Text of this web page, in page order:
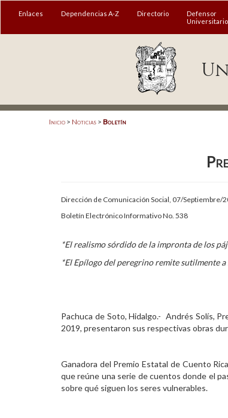
MENÚ
Acreditación Internacional
Enlaces Dependencias A-Z Directorio
Defensor
Universitario
Inicio > Noticias > Boletín
Dirección de Comunicación Social, 07/Septiembre/
Boletín Electrónico Informativo No. 538
*El realismo sórdido de la impronta de los
*El Epílogo del peregrino remite sutilmente
Pachuca de Soto, Hidalgo.- Andrés Solís,
2019, presentaron sus respectivas obras
Ganadora del Premio Estatal de Cuento
que reúne una serie de cuentos donde el
sobre qué siguen los seres vulnerables.